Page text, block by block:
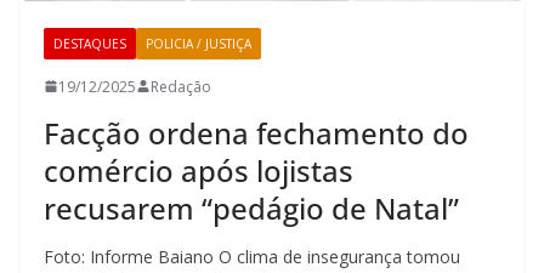
DESTAQUES POLICIA / JUSTIÇA
19/12/2025 Redação
Facção ordena fechamento do
comércio após lojistas
recusarem “pedágio de Natal”
Foto: Informe Baiano O clima de insegurança tomou